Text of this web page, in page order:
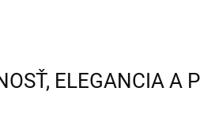
ELEGANCIA A